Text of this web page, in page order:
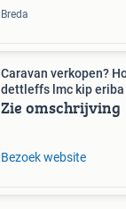
Breda
Caravan verkopen? Hobby knaus
dettleffs lmc kip eriba
Zie omschrijving
Bezoek website